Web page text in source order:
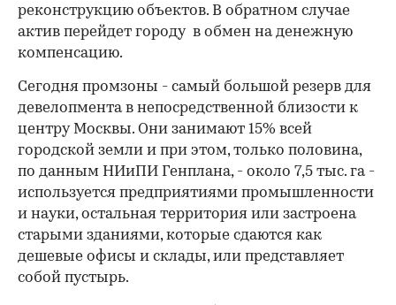
реконструкцию объектов. В обратном случае
актив перейдет городу в обмен на денежную
компенсацию.
Сегодня промзоны - самый большой резерв для
девелопмента в непосредственной близости к
центру Москвы. Они занимают 15% всей
городской земли и при этом, только половина,
по данным НИиПИ Генплана, - около 7,5 тыс. га -
используется предприятиями промышленности
и науки, остальная территория или застроена
старыми зданиями, которые сдаются как
дешевые офисы и склады, или представляет
собой пустырь.